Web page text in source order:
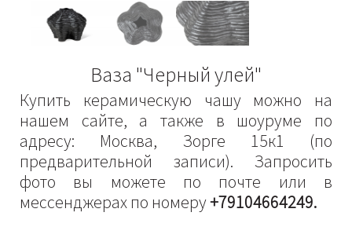
Ваза "Черный улей"
Купить керамическую чашу можно на
нашем сайте, а также в шоуруме по
адресу: Москва, Зорге 15к1 (по
предварительной записи). Запросить
фото вы можете по почте или в
мессенджерах по номеру+79104664249.